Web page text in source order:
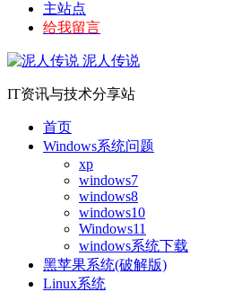
主站点
给我留言
泥人传说
IT资讯与技术分享站
首页
Windows系统问题
xp
windows7
windows8
windows10
Windows11
windows系统下载
黑苹果系统(破解版)
Linux系统